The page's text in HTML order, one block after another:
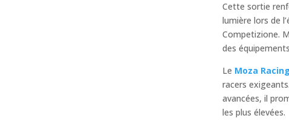
Cette sortie
lumière lors de
Competizione.
des
Le Moza Racing
racers
avancées, il
les plus élevées.